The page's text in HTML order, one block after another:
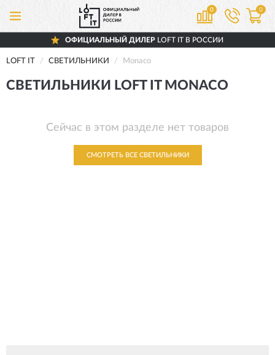
0 0
ОФИЦИАЛЬНЫЙ ДИЛЕРLOFT IT В РОССИИ
LOFT IT СВЕТИЛЬНИКИ Monaco
СВЕТИЛЬНИКИ LOFT IT MONACO
Сейчас в этом разделе нет товаров
СМОТРЕТЬ ВСЕ СВЕТИЛЬНИКИ